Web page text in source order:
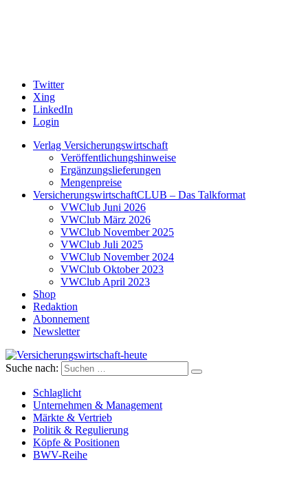
Twitter
Xing
LinkedIn
Login
Verlag Versicherungswirtschaft
Veröffentlichungshinweise
Ergänzungslieferungen
Mengenpreise
VersicherungswirtschaftCLUB – Das Talkformat
VWClub Juni 2026
VWClub März 2026
VWClub November 2025
VWClub Juli 2025
VWClub November 2024
VWClub Oktober 2023
VWClub April 2023
Shop
Redaktion
Abonnement
Newsletter
Versicherungswirtschaft-heute
Suche nach:
Schlaglicht
Unternehmen & Management
Märkte & Vertrieb
Politik & Regulierung
Köpfe & Positionen
BWV-Reihe